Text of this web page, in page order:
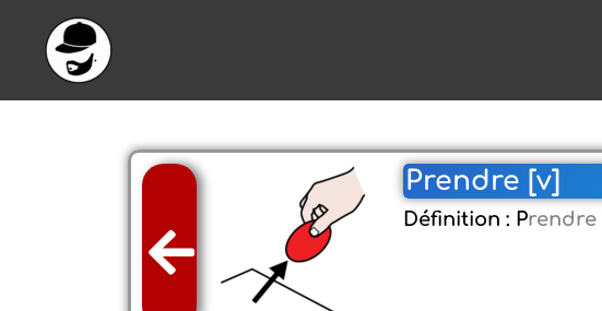
contenu
Prendre [v]
Définition : Prendre